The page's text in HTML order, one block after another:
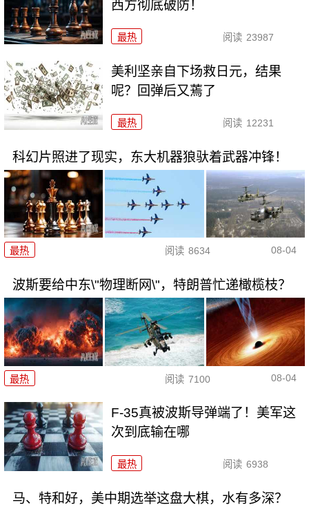
西方彻底破防！
最热 阅读 23987
美利坚亲自下场救日元，结果
呢？回弹后又蔫了
最热 阅读 12231
科幻片照进了现实，东大机器狼驮着武器冲锋！
最热 阅读 8634 08-04
波斯要给中东\"物理断网\"，特朗普忙递橄榄枝？
最热 阅读 7100 08-04
F-35真被波斯导弹端了！美军这
次到底输在哪
最热 阅读 6938
马、特和好，美中期选举这盘大棋，水有多深？